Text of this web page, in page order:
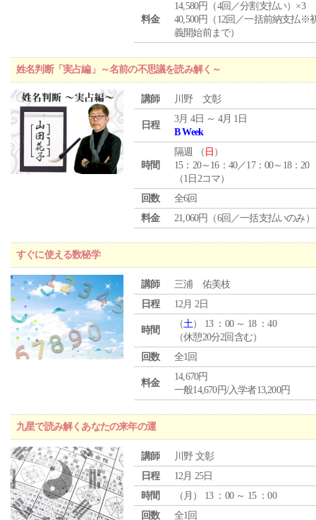
料金
14,580円（4回／分割支払い）×3
40,500円（12回／一括前納支払※
義開始前まで）
姓名判断「実占編」～名前の不思議を読み解く～
講師 川野 文彰
日程
3月 4日 ～ 4月 1日
B Week
時間
隔週 （ 日 ）
15：20～16：40／17：00～18：20
（1日2コマ）
回数
全6回
料金
21,060円（6回／一括支払いのみ）
すぐに使える数秘学
講師
三浦 佑美枝
日程
12月 2日
時間
（土） 13 ：00 ～ 18 ：40
（休憩20分2回含む）
回数
全1回
料金
14,670円
一般14,670円/入学者13,200円
九星で読み解くあなたの来年の運
講師
川野 文彰
日程
12月 25日
時間
（ 月 ） 13 ：00 ～ 15 ：00
回数
全1回